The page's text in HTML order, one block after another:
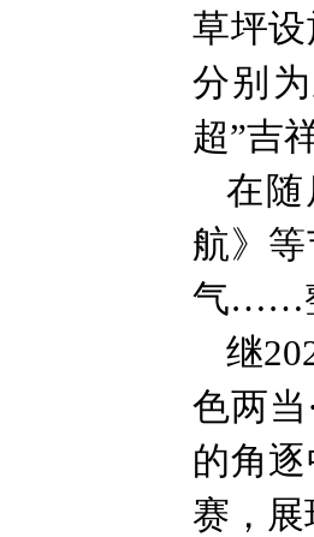
草坪
分别
超”吉
在随
航》
气……
继
色两
的角
赛，